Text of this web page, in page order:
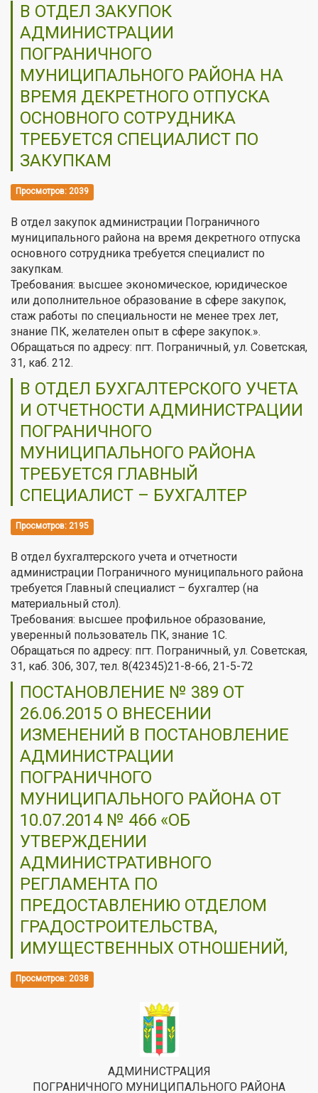
В ОТДЕЛ ЗАКУПОК
АДМИНИСТРАЦИИ
ПОГРАНИЧНОГО
МУНИЦИПАЛЬНОГО РАЙОНА НА
ВРЕМЯ ДЕКРЕТНОГО ОТПУСКА
ОСНОВНОГО СОТРУДНИКА
ТРЕБУЕТСЯ СПЕЦИАЛИСТ ПО
ЗАКУПКАМ
Просмотров: 2039
В отдел закупок администрации Пограничного
муниципального района на время декретного отпуска
основного сотрудника требуется специалист по
закупкам.
Требования: высшее экономическое, юридическое
или дополнительное образование в сфере закупок,
стаж работы по специальности не менее трех лет,
знание ПК, желателен опыт в сфере закупок.».
Обращаться по адресу: пгт. Пограничный, ул. Советская,
31, каб. 212.
В ОТДЕЛ БУХГАЛТЕРСКОГО УЧЕТА
И ОТЧЕТНОСТИ АДМИНИСТРАЦИИ
ПОГРАНИЧНОГО
МУНИЦИПАЛЬНОГО РАЙОНА
ТРЕБУЕТСЯ ГЛАВНЫЙ
СПЕЦИАЛИСТ – БУХГАЛТЕР
Просмотров: 2195
В отдел бухгалтерского учета и отчетности
администрации Пограничного муниципального района
требуется Главный специалист – бухгалтер (на
материальный стол).
Требования: высшее профильное образование,
уверенный пользователь ПК, знание 1С.
Обращаться по адресу: пгт. Пограничный, ул. Советская,
31, каб. 306, 307, тел. 8(42345)21-8-66, 21-5-72
ПОСТАНОВЛЕНИЕ № 389 ОТ
26.06.2015 О ВНЕСЕНИИ
ИЗМЕНЕНИЙ В ПОСТАНОВЛЕНИЕ
АДМИНИСТРАЦИИ
ПОГРАНИЧНОГО
МУНИЦИПАЛЬНОГО РАЙОНА ОТ
10.07.2014 № 466 «ОБ
УТВЕРЖДЕНИИ
АДМИНИСТРАТИВНОГО
РЕГЛАМЕНТА ПО
ПРЕДОСТАВЛЕНИЮ ОТДЕЛОМ
ГРАДОСТРОИТЕЛЬСТВА,
ИМУЩЕСТВЕННЫХ ОТНОШЕНИЙ,
Просмотров: 2038
АДМИНИСТРАЦИЯ
ПОГРАНИЧНОГО МУНИЦИПАЛЬНОГО РАЙОНА